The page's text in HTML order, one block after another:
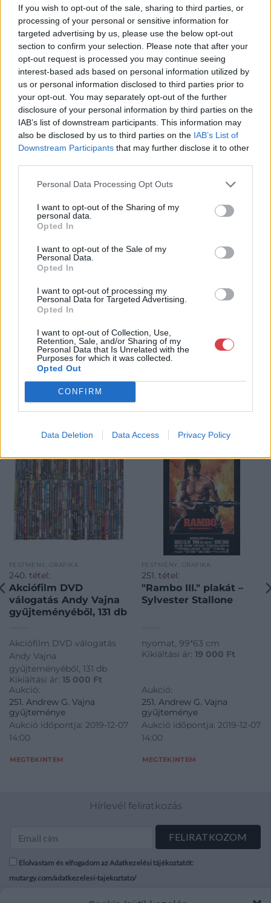
If you wish to opt-out of the sale, sharing to third parties, or
processing of your personal or sensitive information for
targeted advertising by us, please use the below opt-out
section to confirm your selection. Please note that after your
opt-out request is processed you may continue seeing
interest-based ads based on personal information utilized by
us or personal information disclosed to third parties prior to
your opt-out. You may separately opt-out of the further
disclosure of your personal information by third parties on the
IAB’s list of downstream participants. This information may
also be disclosed by us to third parties on the IAB’s List of
Downstream Participants that may further disclose it to other
Personal Data Processing Opt Outs
I want to opt-out of the Sharing of my
personal data.
Opted In
I want to opt-out of the Sale of my
Personal Data.
Opted In
I want to opt-out of processing my
Personal Data for Targeted Advertising.
Opted In
I want to opt-out of Collection, Use,
Retention, Sale, and/or Sharing of my
Personal Data that Is Unrelated with the
Purposes for which it was collected.
Opted Out
CONFIRM
Data Deletion Data Access Privacy Policy
Aukció helye: Budapest, Balaton utca 8.
Tételszám: 98
Eladó adatai
Eladó: Nagyházi Galéria és
Aukciósház
Cím: Müller Márta
Nagyházi Galéria és Aukciósház
Kft.
1055 Budapest, Balaton utca 8.
Telefon: +361 475 6000 +361
4756005
http://www.nagyhazi.hu
Bemutatkozás: Magas színvonalú festmények és műtárgyak,
néprajzi tárgyak értékesítése és aukcionálása. Hagyatékok és
gyűjtemények árverezése. Ingyenes értékbecslés. Árveréseinkre
GALÉRIA TOVÁBBI MŰTÁRGYAI
KAPCSOLÓDÓ MŰTÁRGYAK
FESTMÉNY, GRAFIKA
240. tétel:
Akciófilm DVD
válogatás Andy Vajna
gyűjteményéből, 131 db
Akciófilm DVD válogatás
Andy Vajna
gyűjteményéből, 131 db
Kikiáltási ár: 15 000 Ft
Aukció:
251. Andrew G. Vajna
gyűjteménye
Aukció időpontja: 2019-12-07
14:00
MEGTEKINTEM
FESTMÉNY, GRAFIKA
251. tétel:
"Rambo III." plakát –
Sylvester Stallone
nyomat, 99*63 cm
Kikiáltási ár: 19 000 Ft
Aukció:
251. Andrew G. Vajna
gyűjteménye
Aukció időpontja: 2019-12-07
14:00
MEGTEKINTEM
Hírlevél feliratkozás
Elolvastam és elfogadom az Adatkezelési tájékoztatót:
mutargy.com/adatkezelesi-tajekoztato/